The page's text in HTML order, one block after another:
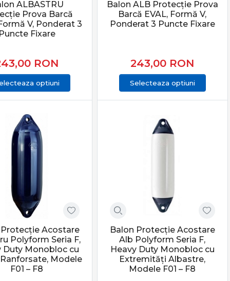
simplă și eficientă asigurare împotriva avariilor de
ambarcațiunii garantează o staționare stabilă și lipsită
impactului lateral al bărcii.
la temperaturi extreme și mediu salin.
(partea laterală) al ambarcațiunii, amplasate strategic
oferă tabele stricte de corespondență; de exemplu,
liber deasupra apei.
ALBASTRU
Prova Barcă
V, Ponderat 3
Puncte Fixare
RON
optiuni
Balon ALB Protecție Prova
Barcă EVAL, Formă V,
Ponderat 3 Puncte Fixare
243,00 RON
Selecteaza optiuni
Protecție Acostare
Polyform Seria F,
Duty Monobloc cu
Modele
F01 – F8
Balon Protecție Acostare
Alb Polyform Seria F,
Heavy Duty Monobloc cu
Extremități Albastre,
Modele F01 – F8